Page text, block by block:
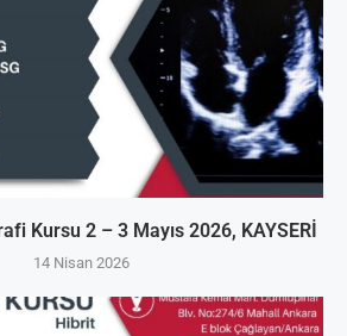
Kursu 2 – 3 Mayıs 2026, KAYSERİ
14 Nisan 2026